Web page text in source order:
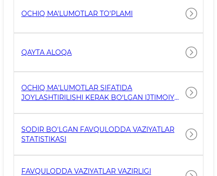
OCHIQ MA'LUMOTLAR TO'PLAMI
QAYTA ALOQA
OCHIQ MA’LUMOTLAR SIFATIDA
JOYLASHTIRILISHI KERAK BO‘LGAN IJTIMOIY
SODIR BO'LGAN FAVQULODDA VAZIYATLAR
STATISTIKASI
FAVQULODDA VAZIYATLAR VAZIRLIGI